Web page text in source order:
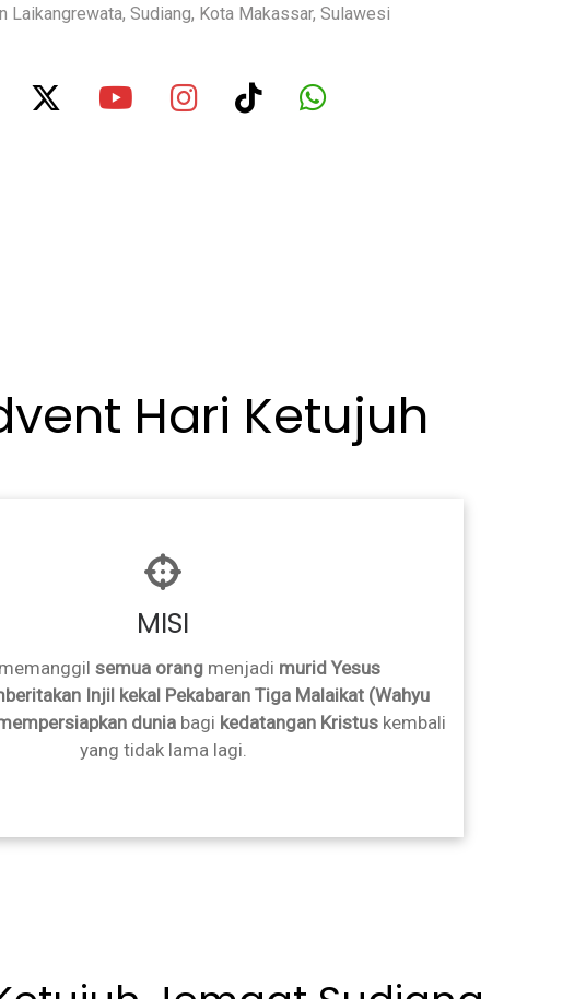
Laikangrewata, Sudiang, Kota Makassar, Sulawesi
fab fa-facebookfab fa-x-twitterfab fa-youtubefab fa-instagram
fab fa-tiktok
Hari Ketujuh
MISI
semua orangmenjadi murid Yesus
Injil kekal Pekabaran Tiga Malaikat (Wahyu
duniabagi kedatangan Kristuskembali
yang tidak lama lagi.